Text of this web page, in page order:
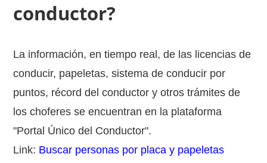
conductor?
La información, en tiempo real, de las licencias de
conducir, papeletas, sistema de conducir por
puntos, récord del conductor y otros trámites de
los choferes se encuentran en la plataforma
"Portal Único del Conductor".
Link: Buscar personas por placa y papeletas